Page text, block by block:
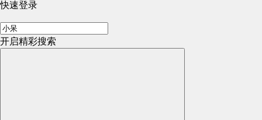
快速登录
开启精彩搜索